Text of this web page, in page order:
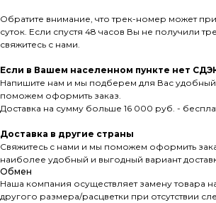
Обратите внимание, что трек-номер может
суток. Если спустя 48 часов Вы не получили
свяжитесь с нами.
Если в Вашем населенном пункте нет
Напишите нам и мы подберем для Вас удобный
поможем оформить заказ.
Доставка на сумму больше 16 000 руб. -
Доставка в другие страны
Свяжитесь с нами и мы поможем оформить
наиболее удобный и выгодный вариант
Обмен
Наша компания осуществляет замену товара
другого размера/расцветки при отсутствии